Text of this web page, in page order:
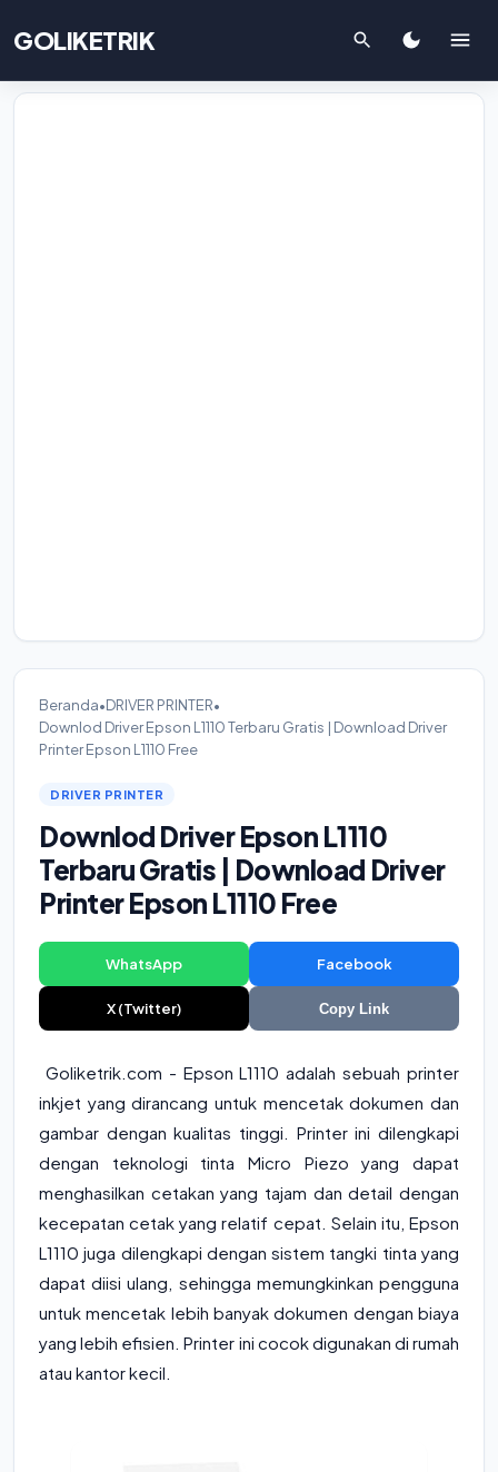
GOLIKETRIK
Beranda•DRIVER PRINTER•
Downlod Driver Epson L1110 Terbaru Gratis | Download Driver
Printer Epson L1110 Free
DRIVER PRINTER
Downlod Driver Epson L1110
Terbaru Gratis | Download Driver
Printer Epson L1110 Free
WhatsApp Facebook
X (Twitter) Copy Link
Goliketrik.com - Epson L1110 adalah sebuah printer
inkjet yang dirancang untuk mencetak dokumen dan
gambar dengan kualitas tinggi. Printer ini dilengkapi
dengan teknologi tinta Micro Piezo yang dapat
menghasilkan cetakan yang tajam dan detail dengan
kecepatan cetak yang relatif cepat. Selain itu, Epson
L1110 juga dilengkapi dengan sistem tangki tinta yang
dapat diisi ulang, sehingga memungkinkan pengguna
untuk mencetak lebih banyak dokumen dengan biaya
yang lebih efisien. Printer ini cocok digunakan di rumah
atau kantor kecil.